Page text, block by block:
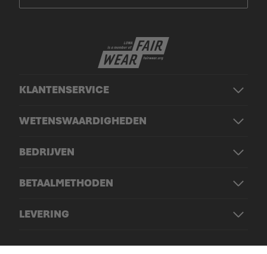
KLANTENSERVICE
WETENSWAARDIGHEDEN
BEDRIJVEN
BETAALMETHODEN
LEVERING